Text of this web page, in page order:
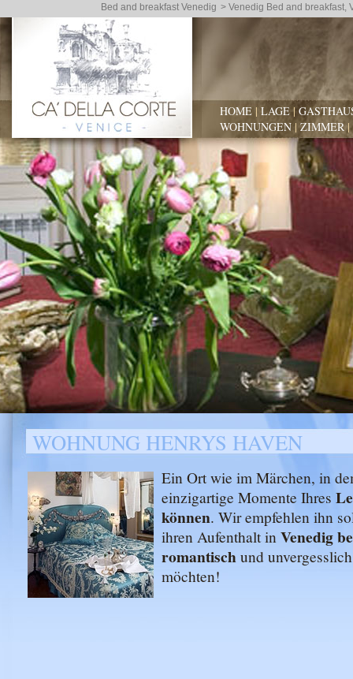
Bed and breakfast Venedig > Venedig Bed and breakfast,
HOME | LAGE|
WOHNUNGEN |ZIMMER|
WOHNUNG HENRYS HAVEN
Ein Ort wie im Märchen, in
einzigartige Momente Ihres
können. Wir empfehlen ihn
ihren Aufenthalt in Venedig
romantisch und
möchten!